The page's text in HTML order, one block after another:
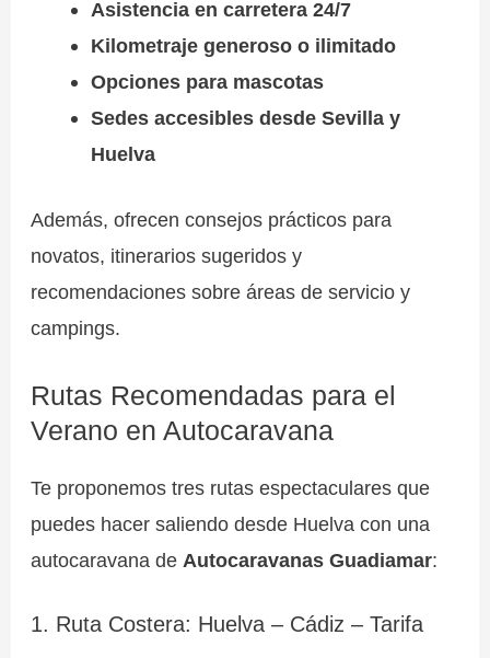
Asistencia en carretera 24/7
Kilometraje generoso o ilimitado
Opciones para mascotas
Sedes accesibles desde Sevilla y
Huelva
Además, ofrecen consejos prácticos para
novatos, itinerarios sugeridos y
recomendaciones sobre áreas de servicio y
campings.
Rutas Recomendadas para el
Verano en Autocaravana
Te proponemos tres rutas espectaculares que
puedes hacer saliendo desde Huelva con una
autocaravana de Autocaravanas Guadiamar:
1. Ruta Costera: Huelva – Cádiz – Tarifa